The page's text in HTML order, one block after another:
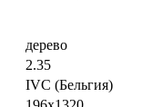
дерево
2.35
IVC (Бельгия)